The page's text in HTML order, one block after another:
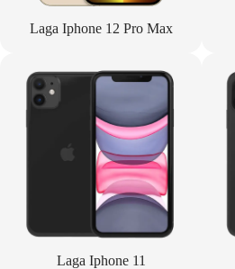
Laga Iphone 12 Pro Max
Laga Iphone 11